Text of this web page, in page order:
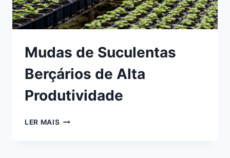
Mudas de Suculentas
Berçários de Alta
Produtividade
LER MAIS MUDAS